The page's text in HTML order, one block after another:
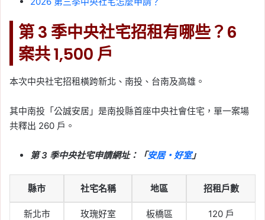
第 3 季中央社宅招租有哪些？6
案共 1,500 戶
本次中央社宅招租橫跨新北、南投、台南及高雄。
其中南投「公誠安居」是南投縣首座中央社會住宅，單一案場
共釋出 260 戶。
第 3 季中央社宅申請網址：「安居・好室」
縣市 社宅名稱 地區 招租戶數
新北市 玫瑰好室 板橋區 120 戶